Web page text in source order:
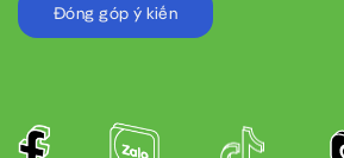
Đóng góp ý kiến